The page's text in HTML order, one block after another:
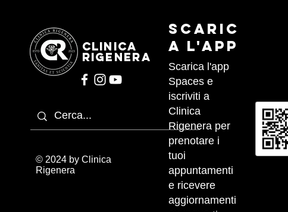
CLINICA
RIGENERA
© 2024 by Clinica
Rigenera
Scaric
a l'APP
Scarica l'app
Spaces e
iscriviti a
Clinica
Rigenera per
prenotare i
tuoi
appuntamenti
e ricevere
aggiornamenti